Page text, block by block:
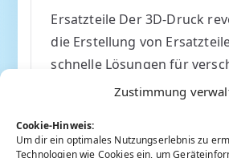
Zustimmung
Cookie-Hinweis:
Um dir ein optimales Nutzungserlebnis zu
Technologien wie Cookies ein, um
m
E
r
b
t
Ersatzteile Der 3D-Druck
die Erstellung von
schnelle Lösungen für
Branchen. Mit hochwertiger
Komponenten.
Drucks Küchengeräte und